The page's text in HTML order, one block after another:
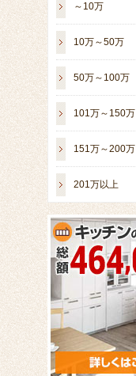
～10万
10万～50万
50万～100万
101万～150万
151万～200万
201万以上